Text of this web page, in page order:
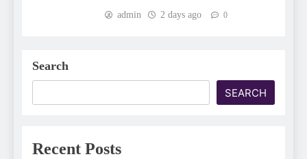
admin 2 days ago 0
Search
SEARCH
Recent Posts